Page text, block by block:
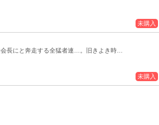
未購入
長にと奔走する全猛者連…。旧きよき時…
未購入